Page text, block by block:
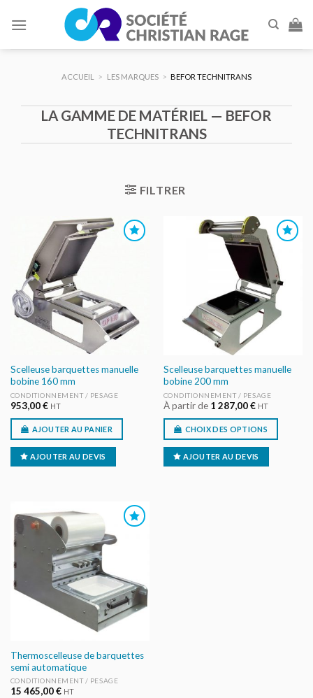
ACCUEIL > LES MARQUES > BEFOR TECHNITRANS
LA GAMME DE MATÉRIEL — BEFOR
TECHNITRANS
FILTRER
AJOUTER
Scelleuse barquettes manuelle
bobine 160 mm
CONDITIONNEMENT / PESAGE
953,00€ HT
AJOUTER AU PANIER
AJOUTER AU DEVIS
AJOUTER
AU DEVIS
Scelleuse barquettes manuelle
bobine 200 mm
CONDITIONNEMENT / PESAGE
À partir de 1 287,00€ HT
CHOIX DES OPTIONS
AJOUTER AU DEVIS
AJOUTER
AU DEVIS
Thermoscelleuse de barquettes
semi automatique
CONDITIONNEMENT / PESAGE
15 465,00€ HT